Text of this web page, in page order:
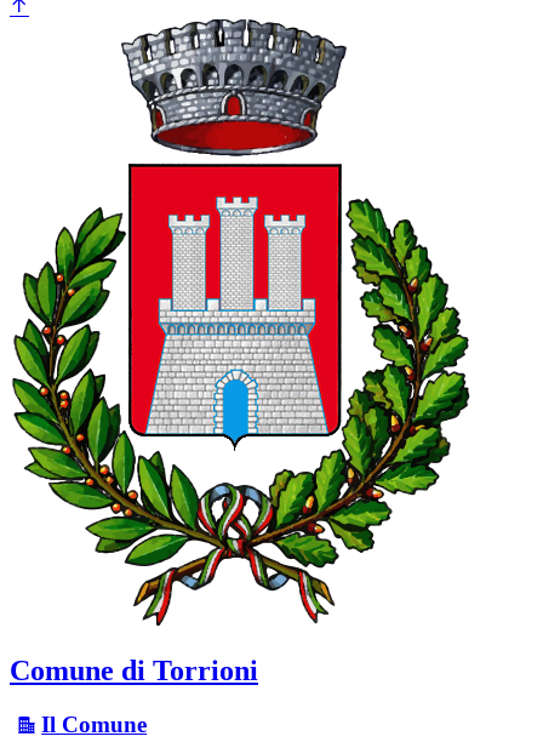
Comune di Torrioni
Il Comune